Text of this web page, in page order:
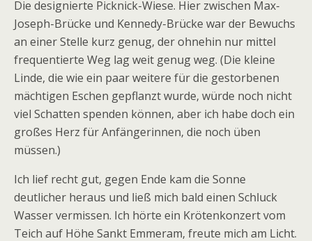
Die designierte Picknick-Wiese. Hier zwischen Max-
Joseph-Brücke und Kennedy-Brücke war der Bewuchs
an einer Stelle kurz genug, der ohnehin nur mittel
frequentierte Weg lag weit genug weg. (Die kleine
Linde, die wie ein paar weitere für die gestorbenen
mächtigen Eschen gepflanzt wurde, würde noch nicht
viel Schatten spenden können, aber ich habe doch ein
großes Herz für Anfängerinnen, die noch üben
müssen.)
Ich lief recht gut, gegen Ende kam die Sonne
deutlicher heraus und ließ mich bald einen Schluck
Wasser vermissen. Ich hörte ein Krötenkonzert vom
Teich auf Höhe Sankt Emmeram, freute mich am Licht.